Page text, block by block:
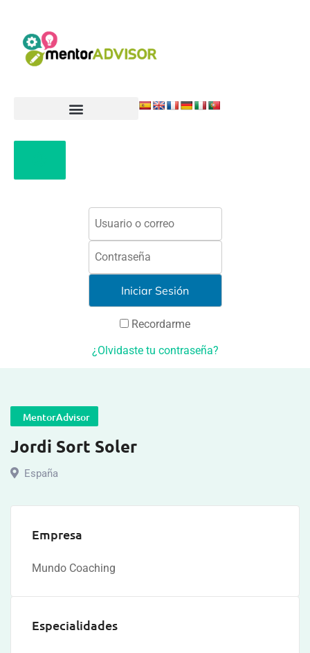
Recordarme
¿Olvidaste tu contraseña?
MentorAdvisor
Jordi Sort Soler
España
Empresa
Mundo Coaching
Especialidades